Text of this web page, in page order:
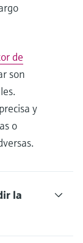
de
son
y
o
la